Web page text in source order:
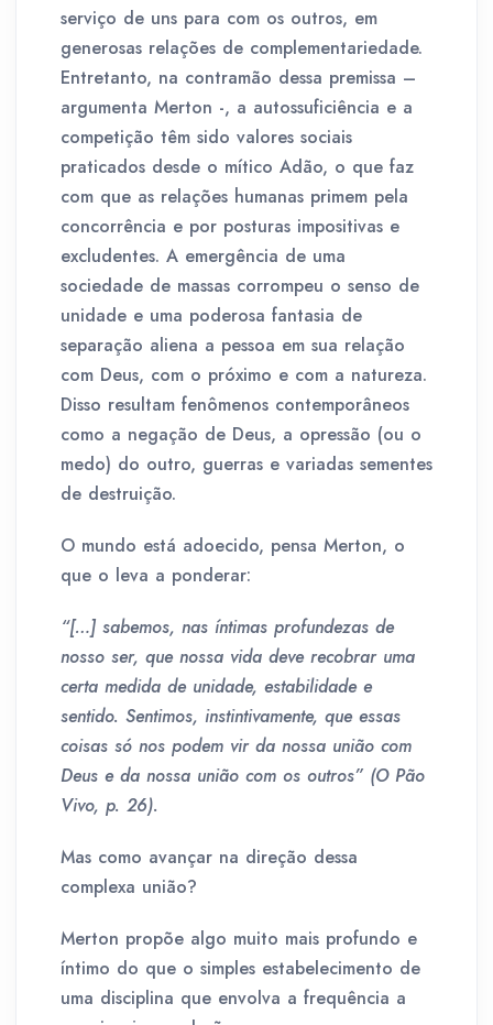
serviço de uns para com os outros, em
generosas relações de complementariedade.
Entretanto, na contramão dessa premissa –
argumenta Merton -, a autossuficiência e a
competição têm sido valores sociais
praticados desde o mítico Adão, o que faz
com que as relações humanas primem pela
concorrência e por posturas impositivas e
excludentes. A emergência de uma
sociedade de massas corrompeu o senso de
unidade e uma poderosa fantasia de
separação aliena a pessoa em sua relação
com Deus, com o próximo e com a natureza.
Disso resultam fenômenos contemporâneos
como a negação de Deus, a opressão (ou o
medo) do outro, guerras e variadas sementes
de destruição.
O mundo está adoecido, pensa Merton, o
que o leva a ponderar:
“[…] sabemos, nas íntimas profundezas de
nosso ser, que nossa vida deve recobrar uma
certa medida de unidade, estabilidade e
sentido. Sentimos, instintivamente, que essas
coisas só nos podem vir da nossa união com
Deus e da nossa união com os outros” (O Pão
Vivo, p. 26).
Mas como avançar na direção dessa
complexa união?
Merton propõe algo muito mais profundo e
íntimo do que o simples estabelecimento de
uma disciplina que envolva a frequência a